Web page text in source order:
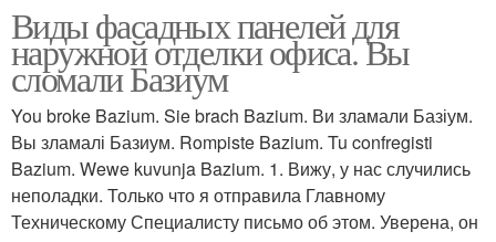
Виды фасадных панелей для
наружной отделки офиса. Вы
сломали Базиум
You broke Bazium. Sie brach Bazium. Ви зламали Базіум.
Вы зламалі Базиум. Rompiste Bazium. Tu confregisti
Bazium. Wewe kuvunja Bazium. 1. Вижу, у нас случились
неполадки. Только что я отправила Главному
Техническому Специалисту письмо об этом. Уверена, он